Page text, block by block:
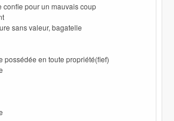
confie pour un mauvais coup
sans valeur, bagatelle
possédée en toute propriété(fief)